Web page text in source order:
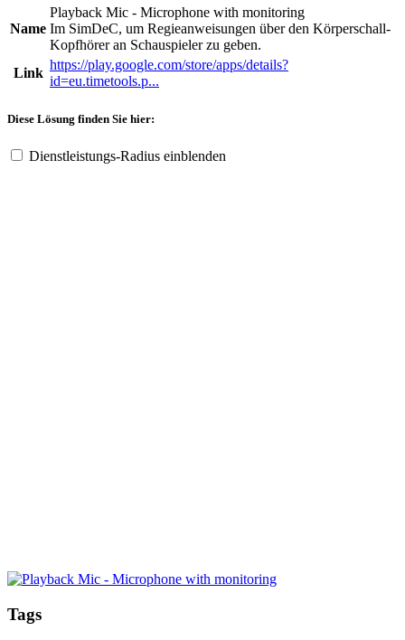
Name
Playback Mic - Microphone with monitoring
Im SimDeC, um Regieanweisungen über den Körperschall-
Kopfhörer an Schauspieler zu geben.
Link
https://play.google.com/store/apps/details?
id=eu.timetools.p...
Diese Lösung finden Sie hier:
Dienstleistungs-Radius einblenden
Tags